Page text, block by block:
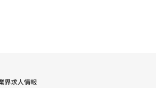
界求人情報